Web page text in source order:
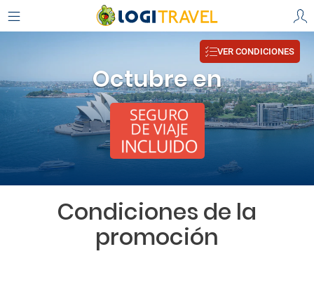
Octubre en
VER CONDICIONES
Condiciones de la
promoción